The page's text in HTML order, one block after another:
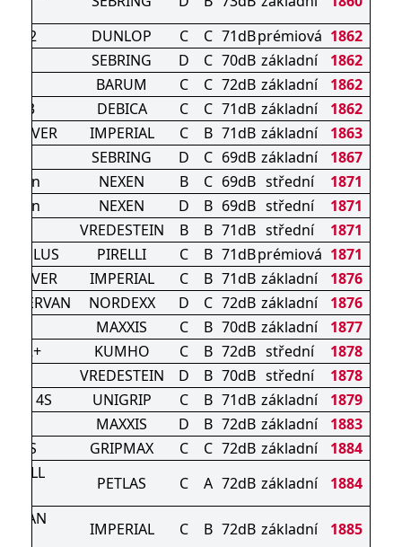
2
DUNLOP C C 71dBprémiová 1862
SEBRING D C 70dB základní
1862
BARUM C C 72dB základní
1862
3
DEBICA C C 71dB základní
1862
DRIVER
IMPERIAL C B 71dB základní
1863
SEBRING D C 69dB základní
1867
NEXEN B C 69dB střední
1871
NEXEN D B 69dB střední
1871
VREDESTEIN B B 71dB střední
1871
PLUS
PIRELLI C B 71dBprémiová 1871
DRIVER
IMPERIAL C B 71dB základní
1876
NORDEXX D C 72dB základní
1876
MAXXIS C B 70dB základní
1877
KUMHO C B 72dB střední
1878
VREDESTEIN D B 70dB střední
1878
4S
UNIGRIP C B 71dB základní
1879
MAXXIS D B 72dB základní
1883
A/S
GRIPMAX C C 72dB základní
1884
ALL
PETLAS C A 72dB základní
1884
VAN
IMPERIAL C B 72dB základní
1885